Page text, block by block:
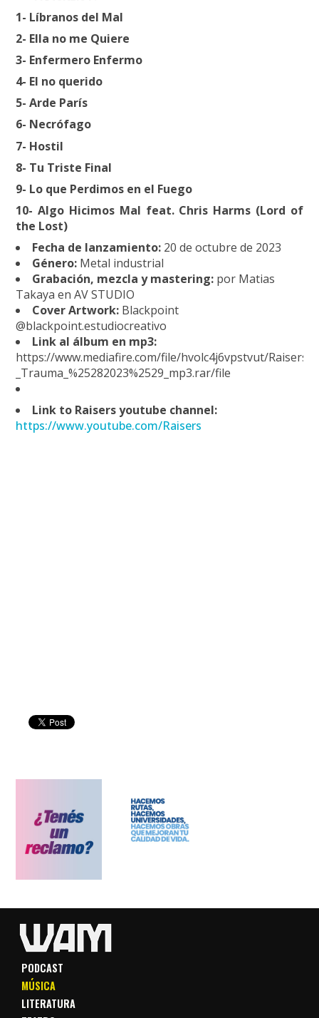
1- Líbranos del Mal
2- Ella no me Quiere
3- Enfermero Enfermo
4- El no querido
5- Arde París
6- Necrófago
7- Hostil
8- Tu Triste Final
9- Lo que Perdimos en el Fuego
10- Algo Hicimos Mal feat. Chris Harms (Lord of
the Lost)
Fecha de lanzamiento: 20 de octubre de 2023
Género: Metal industrial
Grabación, mezcla y mastering: por Matias
Takaya en AV STUDIO
Cover Artwork: Blackpoint
@blackpoint.estudiocreativo
Link al álbum en mp3:
https://www.mediafire.com/file/hvolc4j6vpstvut/Raisers_-
_Trauma_%25282023%2529_mp3.rar/file
Link to Raisers youtube channel:
https://www.youtube.com/Raisers
PODCAST
MÚSICA
LITERATURA